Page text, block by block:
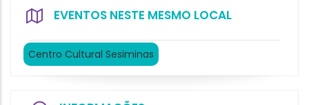
EVENTOS NESTE MESMO LOCAL
Centro Cultural Sesiminas